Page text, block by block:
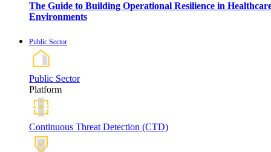
The Guide to Building Operational Resilience in
Environments
Public Sector
Public Sector
Platform
Continuous Threat Detection (CTD)